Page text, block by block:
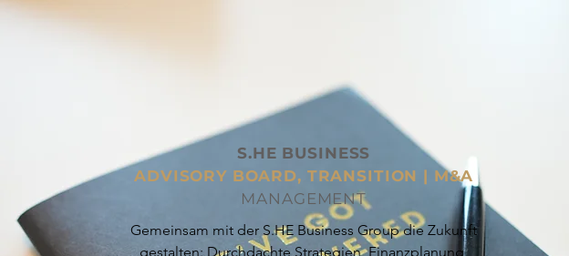
S.HE BUSINESS
ADVISORY BOARD, TRANSITION | M&A
MANAGEMENT
Gemeinsam mit der S.HE Business Group die Zukunft
gestalten: Durchdachte Strategien, Finanzplanung,